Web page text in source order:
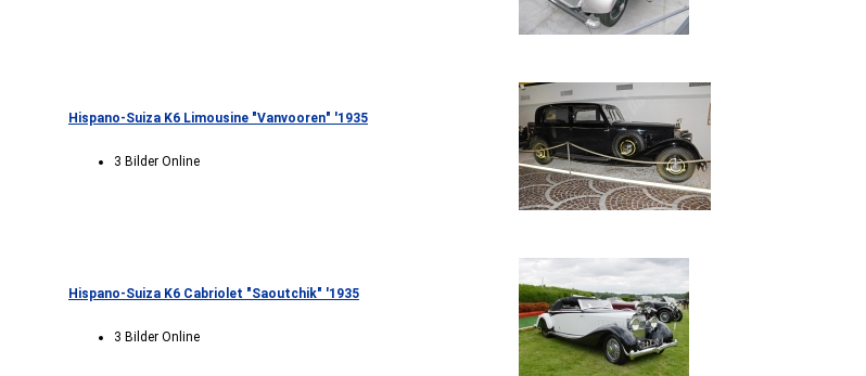
Hispano-Suiza K6 Limousine "Vanvooren" '1935
3 Bilder Online
Hispano-Suiza K6 Cabriolet "Saoutchik" '1935
3 Bilder Online